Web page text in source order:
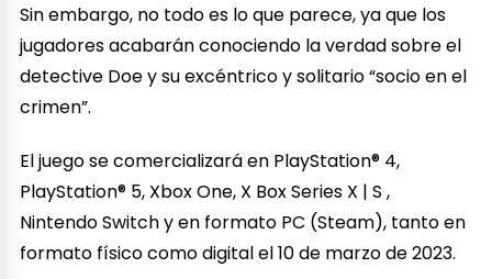
Sin embargo, no todo es lo que parece, ya que los
jugadores acabarán conociendo la verdad sobre el
detective Doe y su excéntrico y solitario “socio en el
crimen”.
El juego se comercializará en PlayStation® 4,
PlayStation® 5, Xbox One, X Box Series X | S ,
Nintendo Switch y en formato PC (Steam), tanto en
formato físico como digital el 10 de marzo de 2023.